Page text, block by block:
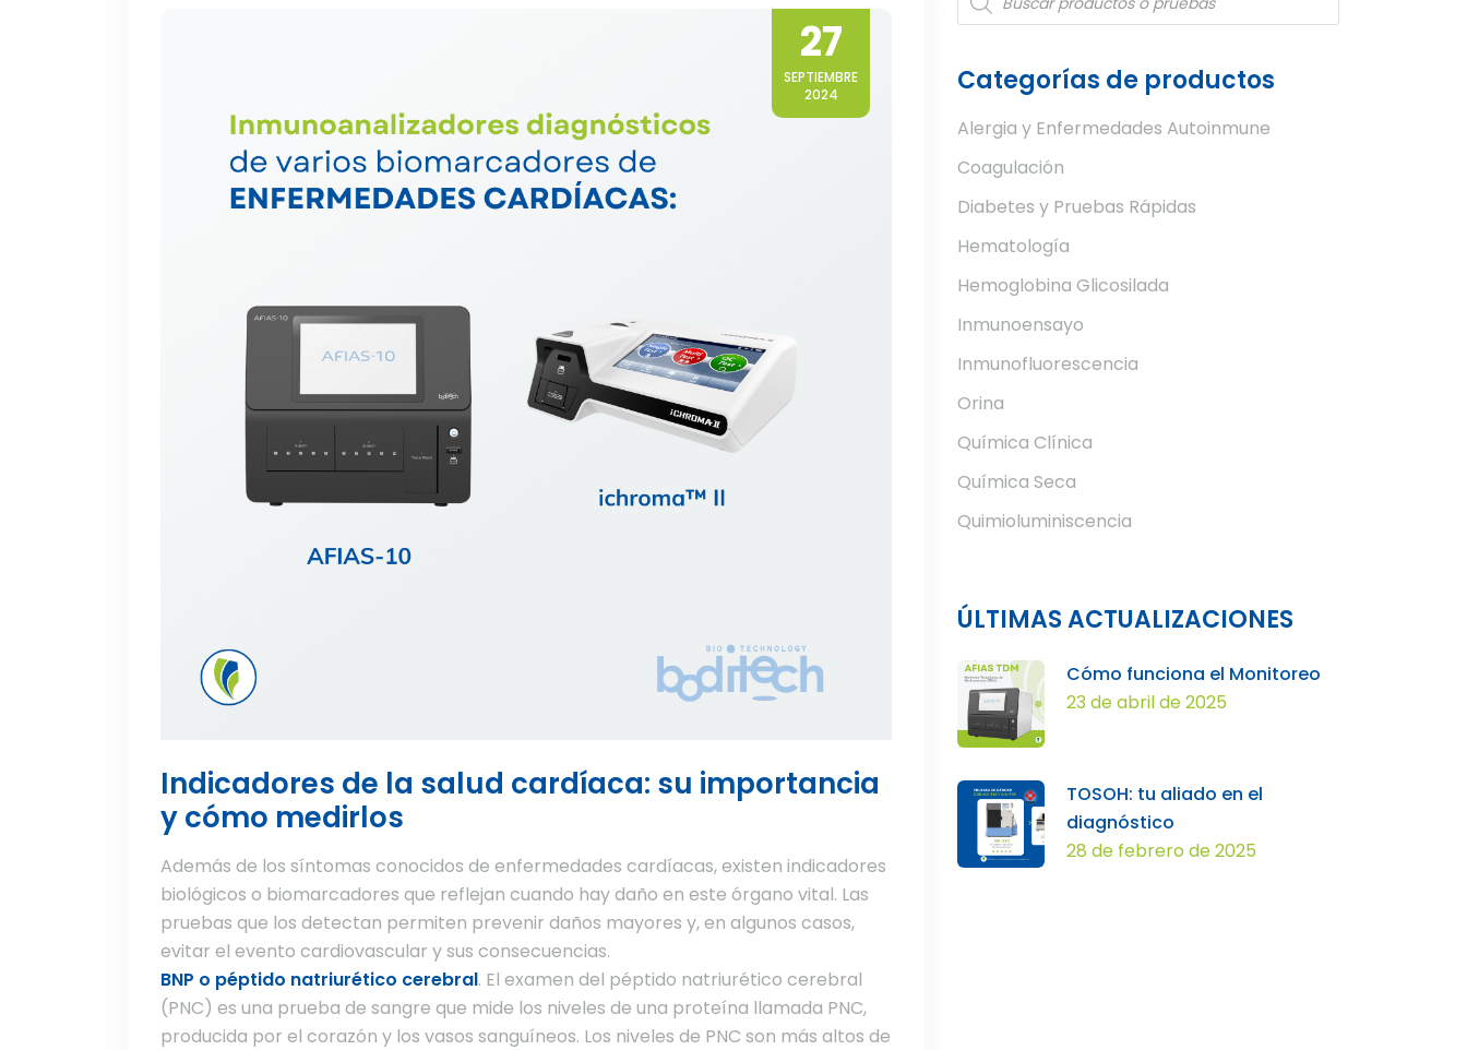
27
SEPTIEMBRE
2024
Indicadores de la salud cardíaca: su importancia
y cómo medirlos
Además de los síntomas conocidos de enfermedades cardíacas, existen indicadores
biológicos o biomarcadores que reflejan cuando hay daño en este órgano vital. Las
pruebas que los detectan permiten prevenir daños mayores y, en algunos casos,
evitar el evento cardiovascular y sus consecuencias.
BNP o péptido natriurético cerebral. El examen del péptido natriurético cerebral
(PNC) es una prueba de sangre que mide los niveles de una proteína llamada PNC,
producida por el corazón y los vasos sanguíneos. Los niveles de PNC son más altos de
search
Categorías de productos
Alergia y Enfermedades Autoinmune
Coagulación
Diabetes y Pruebas Rápidas
Hematología
Hemoglobina Glicosilada
Inmunoensayo
Inmunofluorescencia
Orina
Química Clínica
Química Seca
Quimioluminiscencia
ÚLTIMAS ACTUALIZACIONES
Cómo funciona el Monitoreo
23 de abril de 2025
TOSOH: tu aliado en el
diagnóstico
28 de febrero de 2025